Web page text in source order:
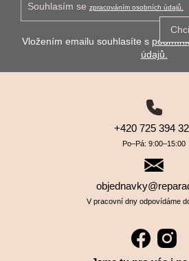
Souhlasím se zpracováním osobních údajů.
Vložením emailu souhlasíte s
údajů.
+420 725 394
Po–⁠⁠⁠⁠⁠⁠Pá: 9:00–⁠⁠⁠⁠⁠⁠15:00
V pracovní dny odpovídáme